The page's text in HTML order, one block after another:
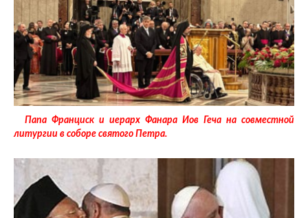
Папа Франциск и иерарх Фанара Иов Геча на совместной
литургии в соборе святого Петра.